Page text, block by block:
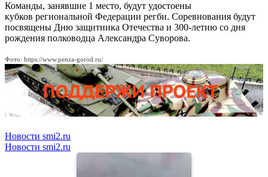
Команды, занявшие 1 место, будут удостоены
кубков региональной Федерации регби. Соревнования будут
посвящены Дню защитника Отечества и 300-летию со дня
рождения полководца Александра Суворова.
Фото: https://www.penza-gorod.ru/
Новости smi2.ru
Новости smi2.ru